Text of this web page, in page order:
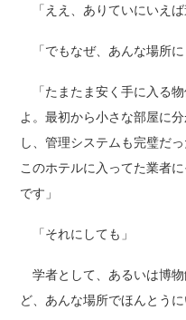
「ええ、ありていにいえば
「でもなぜ、あんな場所に
「たまたま安く手に入る
よ。最初から小さな部屋に
し、管理システムも完璧だ
このホテルに入ってた業者
です」
「それにしても」
学者として、あるいは博
ど、あんな場所でほんとう